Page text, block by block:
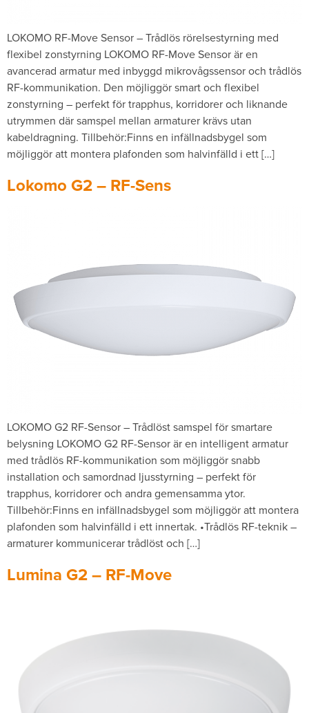
LOKOMO RF-Move Sensor – Trådlös rörelsestyrning med
flexibel zonstyrning LOKOMO RF-Move Sensor är en
avancerad armatur med inbyggd mikrovågssensor och trådlös
RF-kommunikation. Den möjliggör smart och flexibel
zonstyrning – perfekt för trapphus, korridorer och liknande
utrymmen där samspel mellan armaturer krävs utan
kabeldragning. Tillbehör:Finns en infällnadsbygel som
möjliggör att montera plafonden som halvinfälld i ett […]
Lokomo G2 – RF-Sens
LOKOMO G2 RF-Sensor – Trådlöst samspel för smartare
belysning LOKOMO G2 RF-Sensor är en intelligent armatur
med trådlös RF-kommunikation som möjliggör snabb
installation och samordnad ljusstyrning – perfekt för
trapphus, korridorer och andra gemensamma ytor.
Tillbehör:Finns en infällnadsbygel som möjliggör att montera
plafonden som halvinfälld i ett innertak. •Trådlös RF-teknik –
armaturer kommunicerar trådlöst och […]
Lumina G2 – RF-Move